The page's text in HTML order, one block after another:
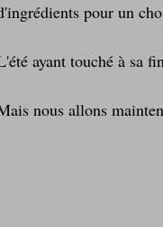
desserts glacés
pour un
ayant touché à sa
nous allons